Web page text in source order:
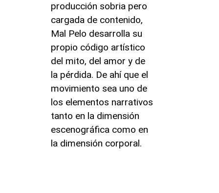
producción sobria pero
cargada de contenido,
Mal Pelo desarrolla su
propio código artístico
del mito, del amor y de
la pérdida. De ahí que el
movimiento sea uno de
los elementos narrativos
tanto en la dimensión
escenográfica como en
la dimensión corporal.